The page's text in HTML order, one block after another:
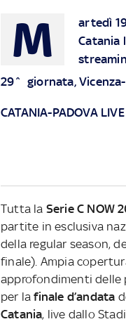
M
artedì
Catania
29^ giornata,
CATANIA-PADOVA LIVE
Tutta la Serie C NOW
partite in esclusiva
della regular season,
finale). Ampia
approfondimenti delle
per lafinale d’andata
Catania, live dallo